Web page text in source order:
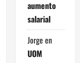
aumento
salarial
Jorge en
UOM